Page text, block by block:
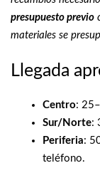
presupuesto previo
materiales se
Llegada
Centro:
Sur/Norte:
Periferia:
teléfono.